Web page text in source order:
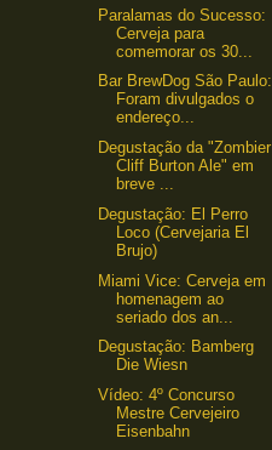
Paralamas do Sucesso:
Cerveja para
comemorar os 30...
Bar BrewDog São Paulo:
Foram divulgados o
endereço...
Degustação da "Zombier
Cliff Burton Ale" em
breve ...
Degustação: El Perro
Loco (Cervejaria El
Brujo)
Miami Vice: Cerveja em
homenagem ao
seriado dos an...
Degustação: Bamberg
Die Wiesn
Vídeo: 4º Concurso
Mestre Cervejeiro
Eisenbahn